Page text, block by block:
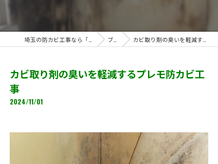
ブログ カビ取り剤の臭いを軽減するプレモ防カビ工事
カビ取り剤の臭いを軽減するプレモ防カビ工
事
2024/11/01